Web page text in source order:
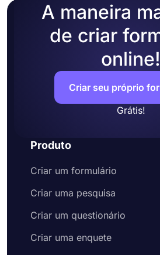
A maneira
de criar
online!
Criar seu próprio
Grátis!
Produto
Criar um formulário
Criar uma pesquisa
Criar um questionário
Criar uma enquete